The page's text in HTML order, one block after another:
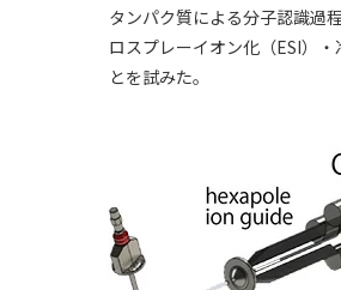
タンパク質による分子認識過
ロスプレーイオン化（ESI）
とを試みた。